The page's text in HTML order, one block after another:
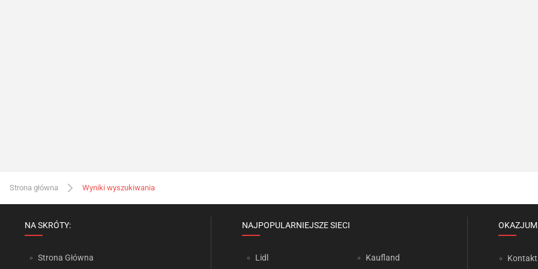
Strona główna Wyniki wyszukiwania
NA SKRÓTY:
Strona Główna
NAJPOPULARNIEJSZE SIECI
Lidl Kaufland Kontakt